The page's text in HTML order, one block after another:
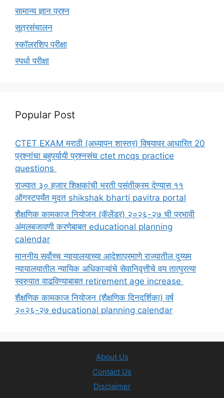
सामान्य ज्ञान प्रश्न
सूत्रसंचालन
स्कॉलरशिप परीक्षा
स्पर्धा परीक्षा
Popular Post
CTET EXAM मराठी (अध्यापन शास्त्र) विषयावर आधारित 20
प्रश्नांचा बहुपर्यायी प्रश्नसंच ctet mcqs practice
questions
राज्यात ३० हजार शिक्षकांची भरती पसंतीक्रम देण्यास ११
ऑगस्टपर्यंत मुदत shikshak bharti pavitra portal
शैक्षणिक कामकाज नियोजन (कॅलेंडर) २०२६-२७ ची प्रभावी
अंमलबजावणी करणेबाबत educational planning
calendar
माननीय सर्वोच्च न्यायालयाच्या आदेशाप्रमाणे राज्यातील दुय्यम
न्यायालयातील न्यायिक अधिकाऱ्यांचे सेवानिवृत्तीचे वय तात्पुरत्या
स्वरुपात वाढविण्याबाबत retirement age increase
शैक्षणिक कामकाज नियोजन (शैक्षणिक दिनदर्शिका) वर्ष
२०२६-२७ educational planning calendar
About Us
Contact Us
Disclaimer